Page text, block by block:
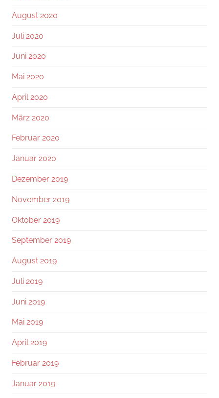
August 2020
Juli 2020
Juni 2020
Mai 2020
April 2020
März 2020
Februar 2020
Januar 2020
Dezember 2019
November 2019
Oktober 2019
September 2019
August 2019
Juli 2019
Juni 2019
Mai 2019
April 2019
Februar 2019
Januar 2019